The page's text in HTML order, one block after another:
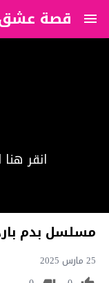
قصة
?>
انقر
مسلسل بدم بارد
25 مارس 2025